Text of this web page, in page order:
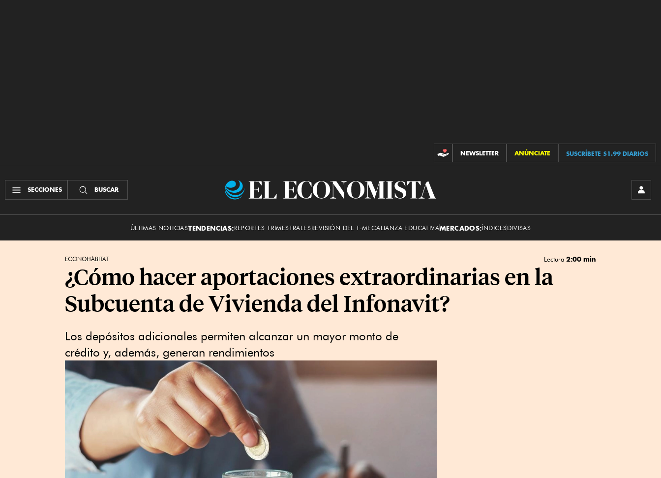
CONTRIBUCIONES
NEWSLETTER ANÚNCIATE SUSCRÍBETE $1.99 DIARIOS
SECCIONES BUSCAR
El
ÚLTIMAS NOTICIASTENDENCIAS:REPORTES TRIMESTRALESREVISIÓN DEL T-MECALIANZA EDUCATIVAMERCADOS:ÍNDICESDIVISAS
ECONOHÁBITAT Lectura 2:00 min
¿Cómo hacer aportaciones extraordinarias en la
Subcuenta de Vivienda del Infonavit?
Los depósitos adicionales permiten alcanzar un mayor monto de
crédito y, además, generan rendimientos